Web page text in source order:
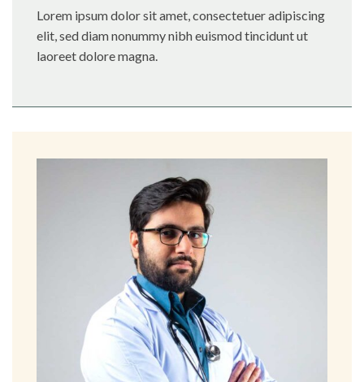
Lorem ipsum dolor sit amet, consectetuer adipiscing
elit, sed diam nonummy nibh euismod tincidunt ut
laoreet dolore magna.